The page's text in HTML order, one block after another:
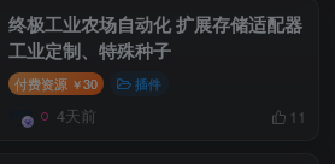
终极工业农场自动化 扩展存储适配器
工业定制、特殊种子
付费资源 ￥30 插件
4天前 11